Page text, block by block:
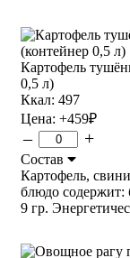
Картофель
0,5 л)
Ккал: 497
Цена: +459₽
– +
Состав
Картофель,
блюдо содержит:
9 гр.